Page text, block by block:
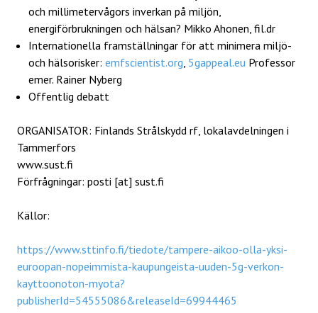
och millimetervågors inverkan på miljön,
energiförbrukningen och hälsan? Mikko Ahonen, fil.dr
Internationella framställningar för att minimera miljö-
och hälsorisker: emfscientist.org 5gappeal.eu Professor
emer. Rainer Nyberg
Offentlig debatt
ORGANISATOR: Finlands Strålskydd rf, lokalavdelningen i
Tammerfors
www.sust.fi
Förfrågningar: posti [at] sust.fi
Källor:
https://www.sttinfo.fi/tiedote/tampere-aikoo-olla-yksi-
euroopan-nopeimmista-kaupungeista-uuden-5g-verkon-
kayttoonoton-myota?
publisherId=54555086&releaseId=69944465